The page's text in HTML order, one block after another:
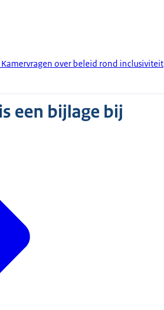
over beleid rond inclusiviteit
een bijlage bij